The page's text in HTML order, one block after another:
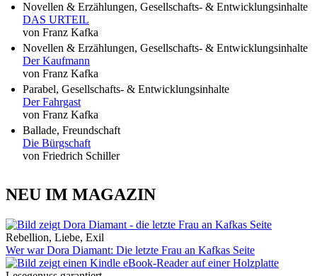
Novellen & Erzählungen, Gesellschafts- & Entwicklungsinhalte
DAS URTEIL
von Franz Kafka
Novellen & Erzählungen, Gesellschafts- & Entwicklungsinhalte
Der Kaufmann
von Franz Kafka
Parabel, Gesellschafts- & Entwicklungsinhalte
Der Fahrgast
von Franz Kafka
Ballade, Freundschaft
Die Bürgschaft
von Friedrich Schiller
NEU IM MAGAZIN
Rebellion, Liebe, Exil
Wer war Dora Diamant: Die letzte Frau an Kafkas Seite